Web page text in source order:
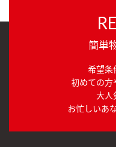
簡単
希望条
初めての方
大人
お忙しいあ